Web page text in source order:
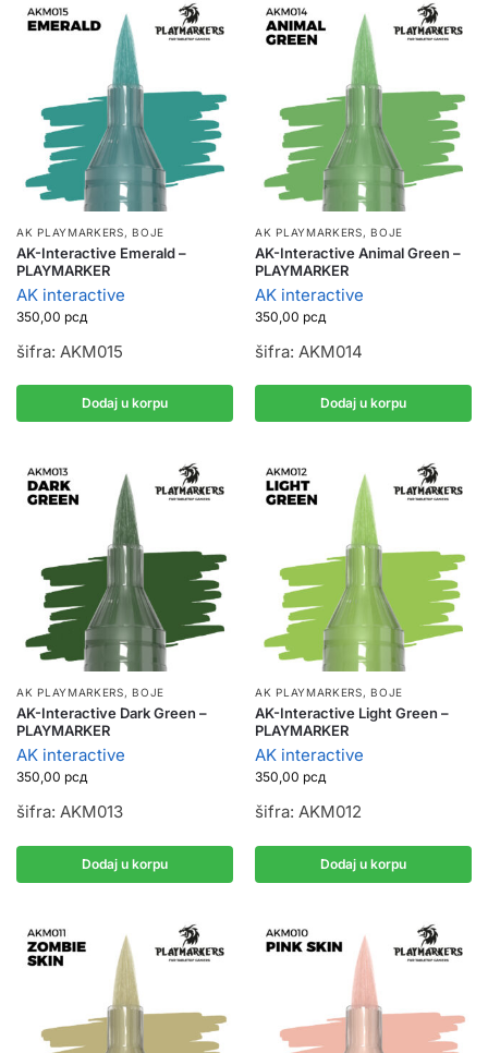
AK PLAYMARKERS,BOJE
AK-Interactive Emerald –
PLAYMARKER
AK interactive
350,00 рсд
šifra: AKM015
Dodaj u korpu
AK PLAYMARKERS,BOJE
AK-Interactive Animal Green –
PLAYMARKER
AK interactive
350,00 рсд
šifra: AKM014
Dodaj u korpu
AK PLAYMARKERS, BOJE
AK-Interactive Dark Green –
PLAYMARKER
AK interactive
350,00 рсд
šifra: AKM013
Dodaj u korpu
AK PLAYMARKERS, BOJE
AK-Interactive Light Green –
PLAYMARKER
AK interactive
350,00 рсд
šifra: AKM012
Dodaj u korpu